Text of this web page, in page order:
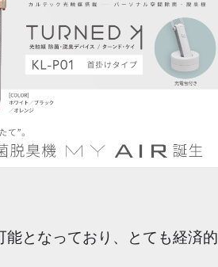
となっており、とても経済的